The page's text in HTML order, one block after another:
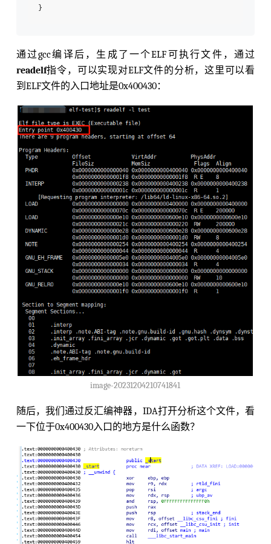
通过gcc编译后，生成了一个ELF可执行文件，通过
readelf指令，可以实现对ELF文件的分析，这里可以看
到ELF文件的入口地址是0x400430：
image-20231204210741841
随后，我们通过反汇编神器，IDA打开分析这个文件，看
一下位于0x400430入口的地方是什么函数？